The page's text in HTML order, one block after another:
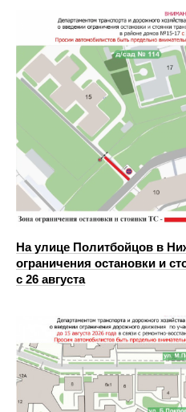
На улице Политбойцов в
ограничения остановки и
с 26 августа